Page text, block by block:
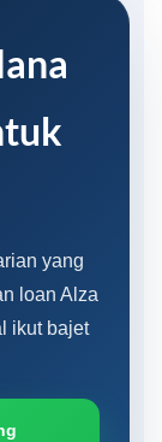
yang
loan Alza
ikut bajet